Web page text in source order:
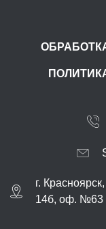
г. Красноярск,
14б, оф. №63